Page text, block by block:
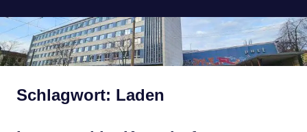
Schlagwort: Laden